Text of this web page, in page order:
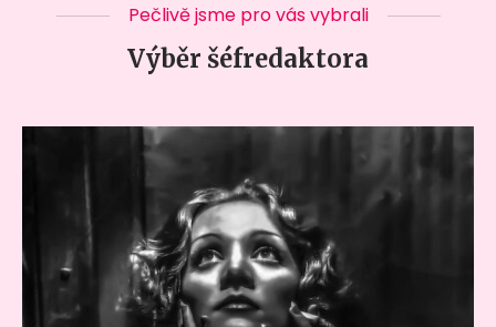
Pečlivě jsme pro vás vybrali
Výběr šéfredaktora